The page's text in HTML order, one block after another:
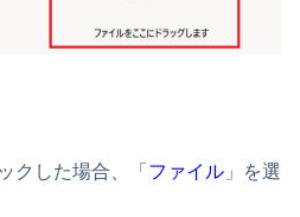
クした場合、「 ファイル 」を選